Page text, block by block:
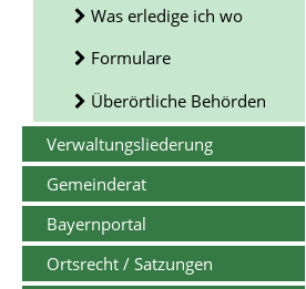
Was erledige ich wo
Formulare
Überörtliche Behörden
Verwaltungsliederung
Gemeinderat
Bayernportal
Ortsrecht / Satzungen